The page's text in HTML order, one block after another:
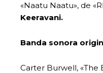
«Naatu Naatu», de
Keeravani.
Banda sonora
Carter Burwell, «The